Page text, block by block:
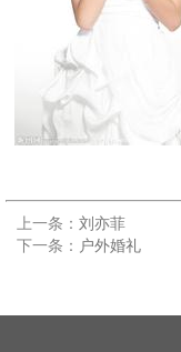
上一条： 刘亦菲
下一条： 户外婚礼